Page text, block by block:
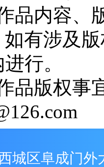
品内容、
有涉及
行。
品版权事
城区阜成门外